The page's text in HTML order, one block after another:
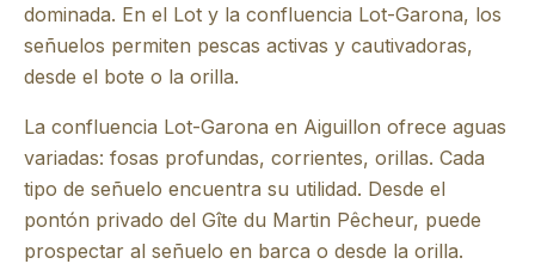
dominada. En el Lot y la confluencia Lot-Garona, los
señuelos permiten pescas activas y cautivadoras,
desde el bote o la orilla.
La confluencia Lot-Garona en Aiguillon ofrece aguas
variadas: fosas profundas, corrientes, orillas. Cada
tipo de señuelo encuentra su utilidad. Desde el
pontón privado del Gîte du Martin Pêcheur, puede
prospectar al señuelo en barca o desde la orilla.